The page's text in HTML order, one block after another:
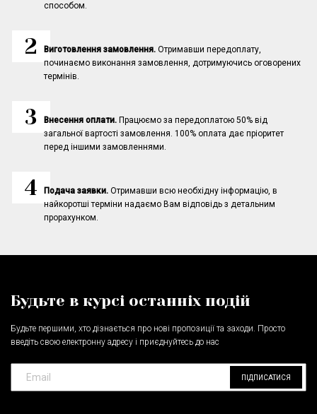
способом.
Виготовлення замовлення. Отримавши передоплату,
починаємо виконання замовлення, дотримуючись оговорених
термінів.
Внесення оплати. Працюємо за передоплатою 50% від
загальної вартості замовлення. 100% оплата дає пріоритет
перед іншими замовленнями.
Подача заявки. Отримавши всю необхідну інформацію, в
найкоротші терміни надаємо Вам відповідь з детальним
прорахунком.
Будьте в курсі останніх подій
Будьте першими, хто дізнається про нові пропозиції та заходи. Просто
введіть свою електронну адресу і приєднуйтесь до нас
ПІДПИСАТИСЯ